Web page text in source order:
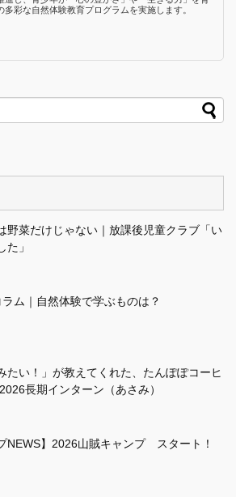
多彩な自然体験教育プログラムを実施します。
野菜だけじゃない｜放課後児童クラブ「い
た」
ム｜自然体験で学ぶものは？
たい！」が教えてくれた、たんぽぽコーヒ
長期インターン（あさみ）
NEWS】2026山賊キャンプ スタート！